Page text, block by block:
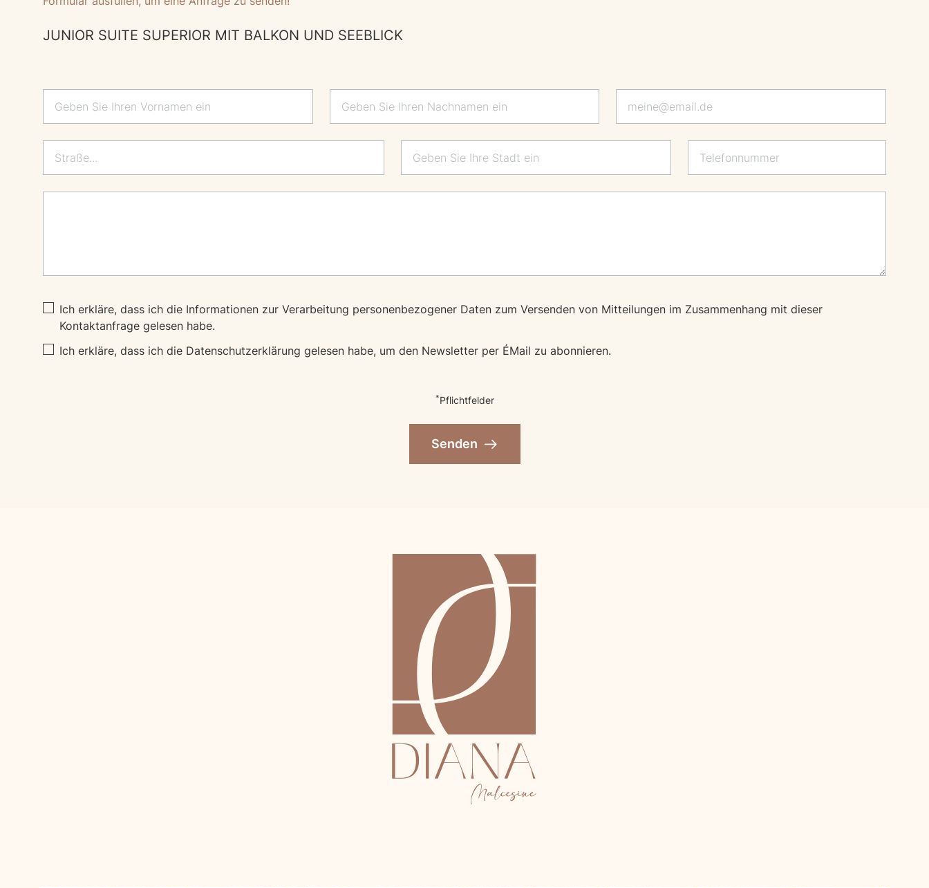
JUNIOR SUITE SUPERIOR MIT BALKON UND SEEBLICK
Ich erkläre, dass ich die Informationen zur Verarbeitung personenbezogener Daten zum Versenden von Mitteilungen im Zusammenhang mit dieser
Kontaktanfrage gelesen habe.
Ich erkläre, dass ich die Datenschutzerklärung gelesen habe, um den Newsletter per E‑Mail zu abonnieren.
*Pflichtfelder
Senden